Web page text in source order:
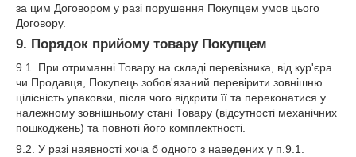
за цим Договором у разі порушення Покупцем умов цього
Договору.
9. Порядок прийому товару Покупцем
9.1. При отриманні Товару на складі перевізника, від кур'єра
чи Продавця, Покупець зобов'язаний перевірити зовнішню
цілісність упаковки, після чого відкрити її та переконатися у
належному зовнішньому стані Товару (відсутності механічних
пошкоджень) та повноті його комплектності.
9.2. У разі наявності хоча б одного з наведених у п.9.1.